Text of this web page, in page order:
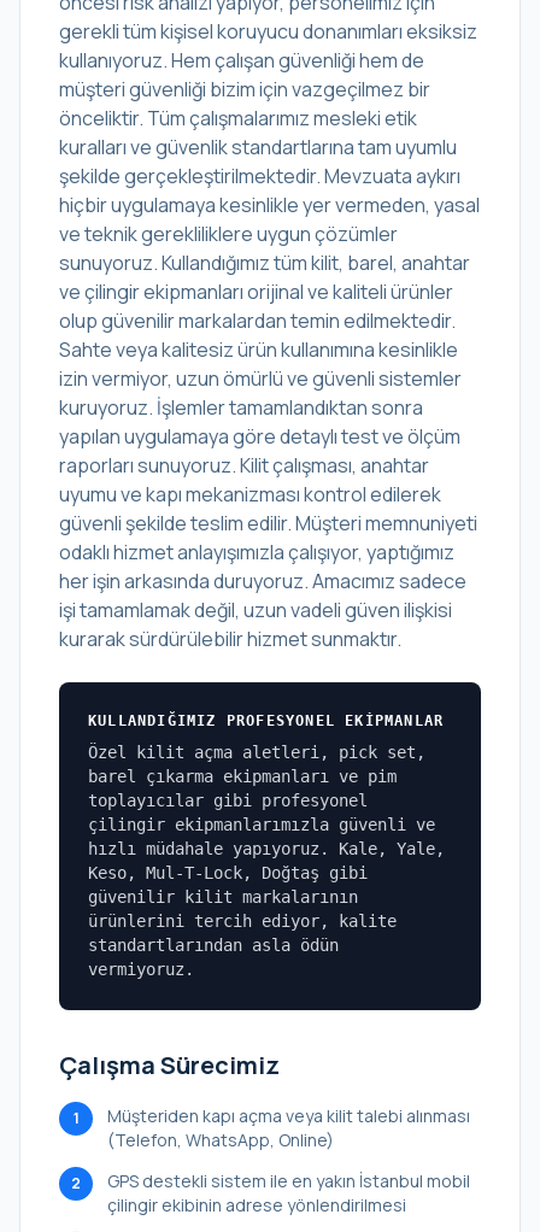
gerekli tüm kişisel koruyucu donanımları eksiksiz
kullanıyoruz. Hem çalışan güvenliği hem de
müşteri güvenliği bizim için vazgeçilmez bir
önceliktir. Tüm çalışmalarımız mesleki etik
kuralları ve güvenlik standartlarına tam uyumlu
şekilde gerçekleştirilmektedir. Mevzuata aykırı
hiçbir uygulamaya kesinlikle yer vermeden, yasal
ve teknik gerekliliklere uygun çözümler
sunuyoruz. Kullandığımız tüm kilit, barel, anahtar
ve çilingir ekipmanları orijinal ve kaliteli ürünler
olup güvenilir markalardan temin edilmektedir.
Sahte veya kalitesiz ürün kullanımına kesinlikle
izin vermiyor, uzun ömürlü ve güvenli sistemler
kuruyoruz. İşlemler tamamlandıktan sonra
yapılan uygulamaya göre detaylı test ve ölçüm
raporları sunuyoruz. Kilit çalışması, anahtar
uyumu ve kapı mekanizması kontrol edilerek
güvenli şekilde teslim edilir. Müşteri memnuniyeti
odaklı hizmet anlayışımızla çalışıyor, yaptığımız
her işin arkasında duruyoruz. Amacımız sadece
işi tamamlamak değil, uzun vadeli güven ilişkisi
kurarak sürdürülebilir hizmet sunmaktır.
KULLANDIĞIMIZ PROFESYONEL EKIPMANLAR
Özel kilit açma aletleri, pick set,
barel çıkarma ekipmanları ve pim
toplayıcılar gibi profesyonel
çilingir ekipmanlarımızla güvenli ve
hızlı müdahale yapıyoruz. Kale, Yale,
Keso, Mul-T-Lock, Doğtaş gibi
güvenilir kilit markalarının
ürünlerini tercih ediyor, kalite
standartlarından asla ödün
vermiyoruz.
Çalışma Sürecimiz
1
Müşteriden kapı açma veya kilit talebi alınması
(Telefon, WhatsApp, Online)
2
GPS destekli sistem ile en yakın İstanbul mobil
çilingir ekibinin adrese yönlendirilmesi